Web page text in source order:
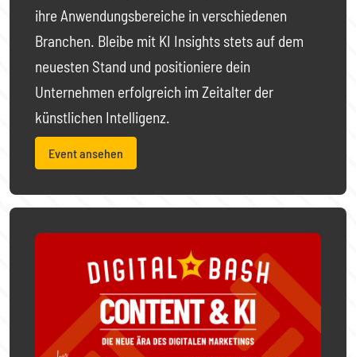
ihre Anwendungsbereiche in verschiedenen
Branchen. Bleibe mit KI Insights stets auf dem
neuesten Stand und positioniere dein
Unternehmen erfolgreich im Zeitalter der
künstlichen Intelligenz.
Event ansehen